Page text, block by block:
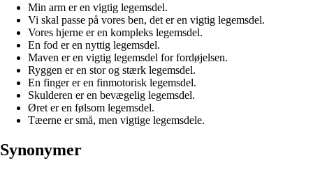
Min arm er en vigtig legemsdel.
Vi skal passe på vores ben, det er en vigtig legemsdel.
Vores hjerne er en kompleks legemsdel.
En fod er en nyttig legemsdel.
Maven er en vigtig legemsdel for fordøjelsen.
Ryggen er en stor og stærk legemsdel.
En finger er en finmotorisk legemsdel.
Skulderen er en bevægelig legemsdel.
Øret er en følsom legemsdel.
Tæerne er små, men vigtige legemsdele.
Synonymer